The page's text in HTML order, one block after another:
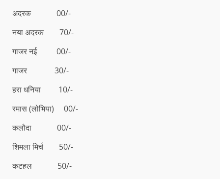
अदरक 00/-
नया अदरक 70/-
गाजर नई 00/-
गाजर 30/-
हरा धनिया 10/-
रमास (लोभिया) 00/-
कलौदा 00/-
शिमला मिर्च 50/-
कटहल 50/-